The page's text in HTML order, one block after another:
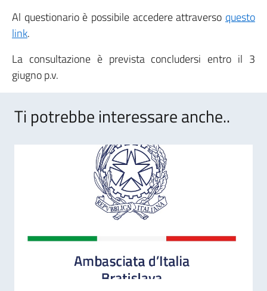
Al questionario è possibile accedere attraverso questo
link.
La consultazione è prevista concludersi entro il 3
giugno p.v.
Ti potrebbe interessare anche..